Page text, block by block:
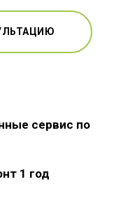
сервис по
1 год